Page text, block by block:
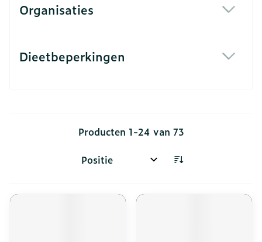
Organisaties
Dieetbeperkingen
Producten 1-24 van 73
Sorteer op: